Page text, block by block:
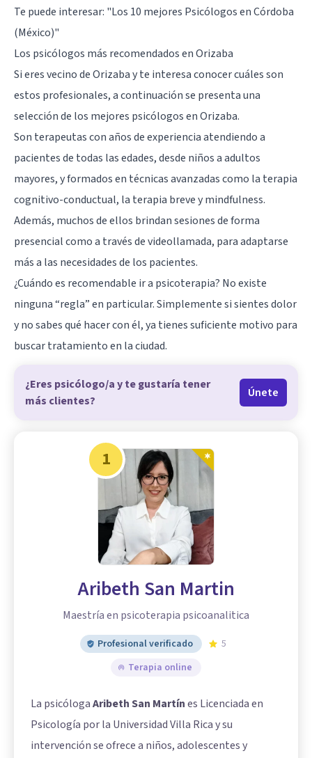
Te puede interesar: "Los 10 mejores Psicólogos en Córdoba
(México)"
Los psicólogos más recomendados en Orizaba
Si eres vecino de Orizaba y te interesa conocer cuáles son
estos profesionales, a continuación se presenta una
selección de los mejores psicólogos en Orizaba.
Son terapeutas con años de experiencia atendiendo a
pacientes de todas las edades, desde niños a adultos
mayores, y formados en técnicas avanzadas como la terapia
cognitivo-conductual, la terapia breve y mindfulness.
Además, muchos de ellos brindan sesiones de forma
presencial como a través de videollamada, para adaptarse
más a las necesidades de los pacientes.
¿Cuándo es recomendable ir a psicoterapia? No existe
ninguna “regla” en particular. Simplemente si sientes dolor
y no sabes qué hacer con él, ya tienes suficiente motivo para
buscar tratamiento en la ciudad.
¿Eres psicólogo/a y te gustaría tener
más clientes?
Únete
1
Aribeth San Martin
Maestría en psicoterapia psicoanalitica
Profesional verificado
5
Terapia online
La psicólogaAribeth San Martínes Licenciada en
Psicología por la Universidad Villa Rica y su
intervención se ofrece a niños, adolescentes y